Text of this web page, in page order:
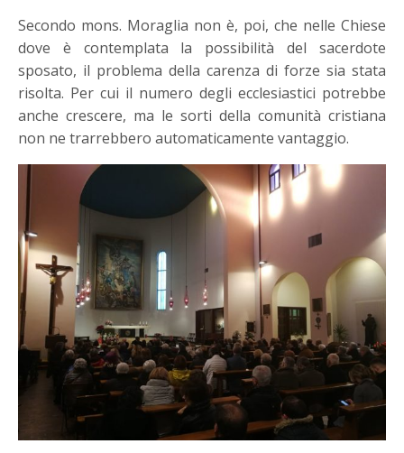
Secondo mons. Moraglia non è, poi, che nelle Chiese
dove è contemplata la possibilità del sacerdote
sposato, il problema della carenza di forze sia stata
risolta. Per cui il numero degli ecclesiastici potrebbe
anche crescere, ma le sorti della comunità cristiana
non ne trarrebbero automaticamente vantaggio.